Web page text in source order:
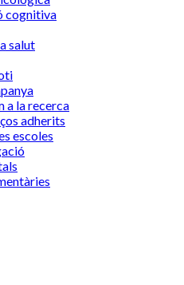
cognitiva
salut
a la recerca
adherits
escoles